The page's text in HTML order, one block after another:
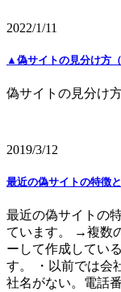
2022/1/11
▲偽サイトの見分け方（
偽サイトの見分け
2019/3/12
最近の偽サイトの特徴
最近の偽サイトの
ています。 →複数
ーして作成してい
す。 ・以前では会
社名がない。電話